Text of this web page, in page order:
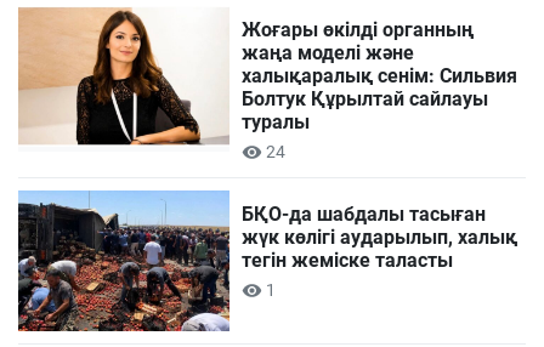
Жоғары өкілді органның
жаңа моделі және
халықаралық сенім: Сильвия
Болтук Құрылтай сайлауы
туралы
24
БҚО-да шабдалы тасыған
жүк көлігі аударылып, халық
тегін жеміске таласты
1